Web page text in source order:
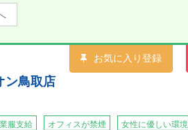
お気に入り登録
ン鳥取店
服支給 オフィスが禁煙 女性に優しい環境